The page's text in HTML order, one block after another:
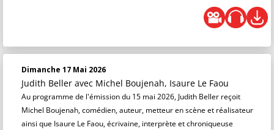
Dimanche 17 Mai 2026
Judith Beller avec Michel Boujenah, Isaure Le Faou
Au programme de l'émission du 15 mai 2026, Judith Beller reçoit
Michel Boujenah, comédien, auteur, metteur en scène et réalisateur
ainsi que Isaure Le Faou, écrivaine, interprète et chroniqueuse